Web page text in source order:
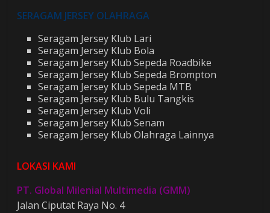
SERAGAM JERSEY OLAHRAGA
Seragam Jersey Klub Lari
Seragam Jersey Klub Bola
Seragam Jersey Klub Sepeda Roadbike
Seragam Jersey Klub Sepeda Brompton
Seragam Jersey Klub Sepeda MTB
Seragam Jersey Klub Bulu Tangkis
Seragam Jersey Klub Voli
Seragam Jersey Klub Senam
Seragam Jersey Klub Olahraga Lainnya
LOKASI KAMI
PT. Global Milenial Multimedia (GMM)
Jalan Ciputat Raya No. 4